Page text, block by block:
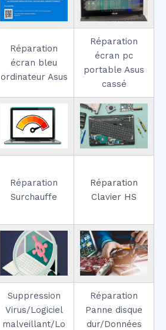
Réparation
écran bleu
ordinateur Asus
Réparation
écran pc
portable Asus
cassé
Réparation
Surchauffe
Réparation
Clavier HS
Suppression
Virus/Logiciel
malveillant/Lo
Réparation
Panne disque
dur/Données